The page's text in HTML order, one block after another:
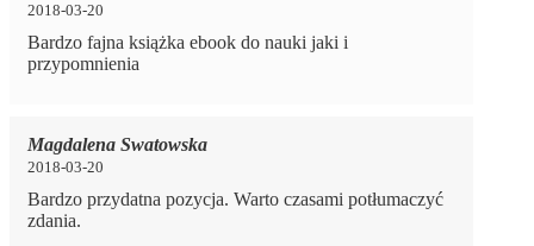
2018-03-20
Bardzo fajna książka ebook do nauki jaki i
przypomnienia
Magdalena Swatowska
2018-03-20
Bardzo przydatna pozycja. Warto czasami potłumaczyć
zdania.